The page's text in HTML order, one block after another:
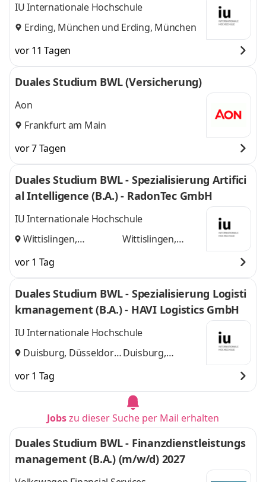
IU Internationale Hochschule
Erding, München und Erding, München
vor 11 Tagen
Duales Studium BWL (Versicherung)
Aon
Frankfurt am Main
vor 7 Tagen
Duales Studium BWL - Spezialisierung Artifici
al Intelligence (B.A.) - RadonTec GmbH
IU Internationale Hochschule
Wittislingen,
Wittislingen,
vor 1 Tag
Duales Studium BWL - Spezialisierung Logisti
kmanagement (B.A.) - HAVI Logistics GmbH
IU Internationale Hochschule
Duisburg, Düsseldorf Duisburg,
vor 1 Tag
Jobszu dieser Suche per Mail erhalten
Duales Studium BWL - Finanzdienstleistungs
management (B.A.) (m/w/d) 2027